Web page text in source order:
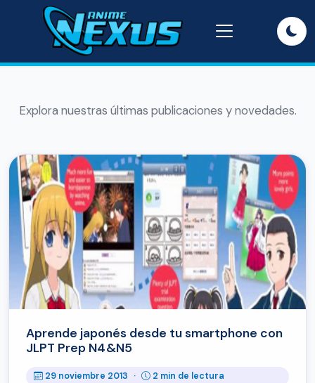
Explora nuestras últimas publicaciones y novedades.
Aprende japonés desde tu smartphone con
JLPT Prep N4&N5
29 noviembre 2013 · 2 min de lectura